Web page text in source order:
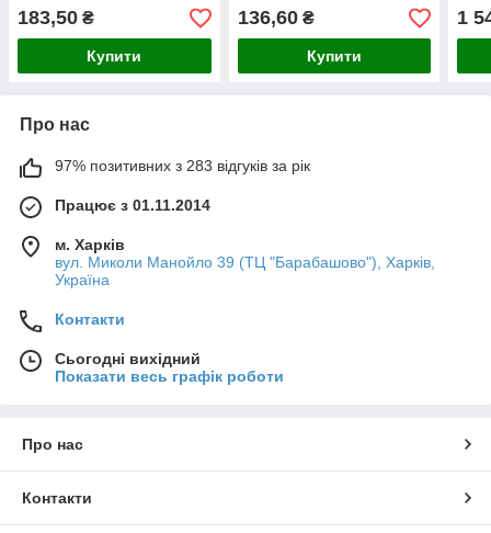
183,50 ₴
Купити
136,60₴
Купити
1
Про нас
97% позитивних з 283 відгуків за рік
Працює з 01.11.2014
м. Харків
вул. Миколи Манойло 39 (ТЦ "Барабашово"), Харків,
Україна
Контакти
Сьогодні вихідний
Показати весь графік роботи
Про нас
Контакти